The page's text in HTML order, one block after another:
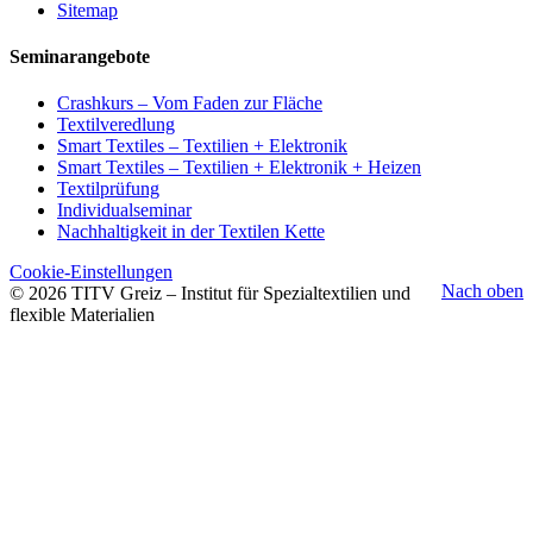
Sitemap
Seminarangebote
Crashkurs – Vom Faden zur Fläche
Textilveredlung
Smart Textiles – Textilien + Elektronik
Smart Textiles – Textilien + Elektronik + Heizen
Textilprüfung
Individualseminar
Nachhaltigkeit in der Textilen Kette
Nach oben
Cookie-Einstellungen
© 2026 TITV Greiz – Institut für Spezialtextilien und
flexible Materialien